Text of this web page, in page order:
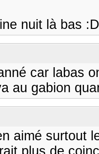
nuit là bas
car labas
au gabion
aimé surtout
plus de